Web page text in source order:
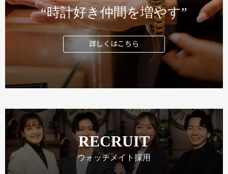
“時計好き仲間を増やす”
詳しくはこちら
RECRUIT
ウォッチメイト採用